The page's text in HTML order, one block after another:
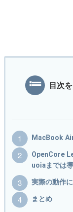
目次
MacBook
OpenCore
uoiaまでは
実際の動作
まとめ